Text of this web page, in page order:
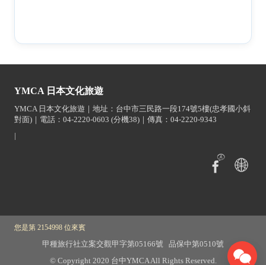
YMCA 日本文化旅遊
YMCA 日本文化旅遊｜地址：台中市三民路一段174號5樓(忠孝國小斜
對面)｜電話：04-2220-0603 (分機38)｜傳真：04-2220-9343
|
您是第 2154998 位來賓
甲種旅行社立案交觀甲字第05166號 品保中第0510號
© Copyright 2020 台中YMCA All Rights Reserved.